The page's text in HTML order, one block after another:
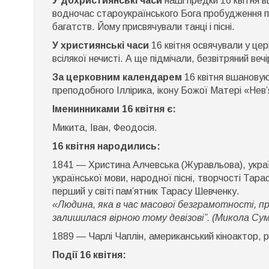
водночас староукраїнського Бога пробудження
багатств. Йому присвячували танці і пісні.
У християнські часи 16 квітня освячували у
всілякої нечисті. А ще підмічали, безвітряний
За церковним календарем 16 квітня
преподобного Іллірика, ікону Божої Матері
Іменинниками 16 квітня є:
Микита, Іван, Феодосія.
16 квітня народились:
1841 — Христина Алчевська (Журавльова),
української мови, народної пісні, творчості
перший у світі пам’ятник Тарасу Шевченку.
«Людина, яка в час масової безграмотності,
залишилася вірною тому девізові”. (Микола
1889 — Чарлі Чаплін, американський кіноактор,
Події 16 квітня: